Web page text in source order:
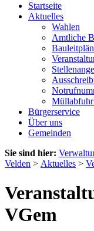
Startseite
Aktuelles
Wahlen
Amtliche
Bürgerservice
Über uns
Gemeinden
Sie sind hier:
Velden > Aktuelles >
VGem